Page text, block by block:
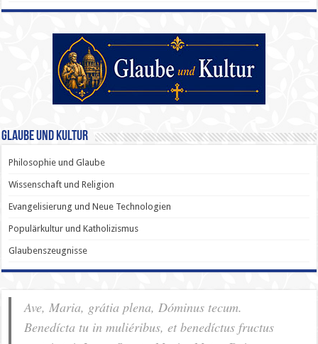
Glaube und Kultur
Philosophie und Glaube
Wissenschaft und Religion
Evangelisierung und Neue Technologien
Populärkultur und Katholizismus
Glaubenszeugnisse
Ave, Maria, grátia plena, Dóminus tecum.
Benedícta tu in muliéribus, et benedíctus fructus